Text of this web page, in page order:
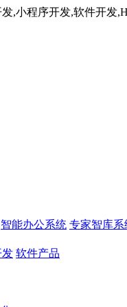
,小程序开发,软件开发
智能办公系统 专家智库系
发 软件产品